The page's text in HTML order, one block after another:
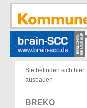
Zum
springen
Sie befinden sich hier:
ausbauen
BREKO